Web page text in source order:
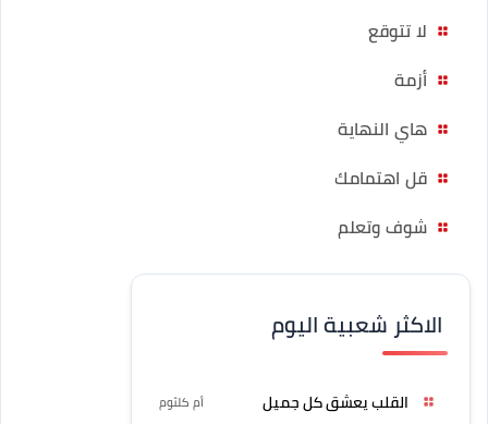
لا تتوقع
أزمة
هاي النهاية
قل اهتمامك
شوف وتعلم
الاكثر شعبية اليوم
القلب يعشق كل جميل أم كلثوم